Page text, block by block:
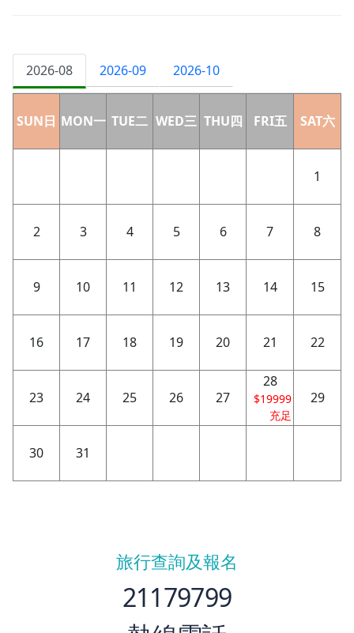
2026-08 2026-09 2026-10
SUN日 MON一 TUE二 WED三 THU四 FRI五 SAT六
1
2 3 4 5 6 7 8
9 10 11 12 13 14 15
16 17 18 19 20 21 22
23 24 25 26 27
28
$19999
充足
29
30 31
旅行查詢及報名
21179799